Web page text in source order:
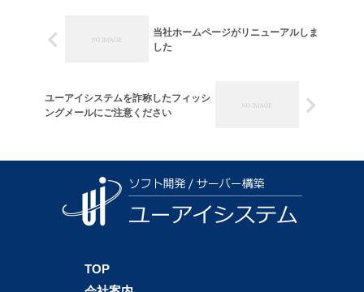
当社ホームページがリニューアルしま
した
ユーアイシステムを詐称したフィッシ
ングメールにご注意ください
TOP